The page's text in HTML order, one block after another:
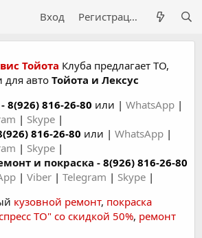
Вход Регистрация
Тойота Клуба предлагает ТО,
для авто Тойота и Лексус
- 8(926) 816-26-80 или | WhatsApp |
| Skype |
816-26-80 или | WhatsApp |
| Skype |
и покраска - 8(926) 816-26-80
| Viber | Telegram | Skype |
кузовной ремонт, покраска
ТО" со скидкой 50%, ремонт